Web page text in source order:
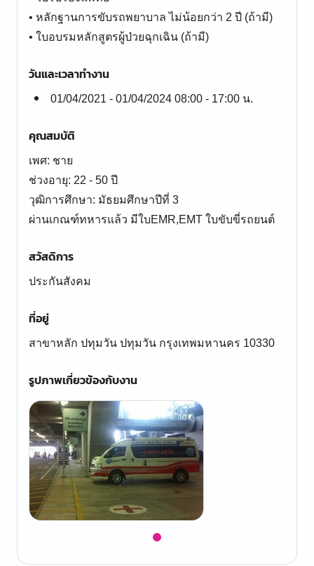
• หลักฐานการขับรถพยาบาล ไม่น้อยกว่า 2 ปี (ถ้ามี)
• ใบอบรมหลักสูตรผู้ป่วยฉุกเฉิน (ถ้ามี)
วันและเวลาทำงาน
01/04/2021 - 01/04/2024 08:00 - 17:00 น.
คุณสมบัติ
เพศ: ชาย
ช่วงอายุ: 22 - 50 ปี
วุฒิการศึกษา: มัธยมศึกษาปีที่ 3
ผ่านเกณฑ์ทหารแล้ว มีใบEMR,EMT ใบขับขี่รถยนต์
สวัสดิการ
ประกันสังคม
ที่อยู่
สาขาหลัก ปทุมวัน ปทุมวัน กรุงเทพมหานคร 10330
รูปภาพเกี่ยวข้องกับงาน